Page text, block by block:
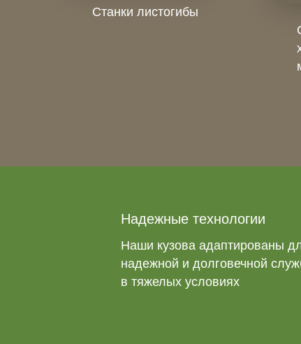
Станки листогибы
Надежные технологии
Наши кузова адаптированы
надежной и долговечной
в тяжелых условиях